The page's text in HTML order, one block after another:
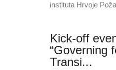
instituta Hrvoje
Kick-off
“Governing
Transi...